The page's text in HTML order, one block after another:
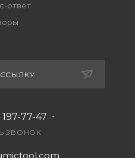
ответ
77-47
ЗВОНОК